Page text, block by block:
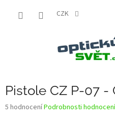
CZK
Pistole CZ P-07 -
Průměrné
5 hodnoceníPodrobnosti hodnocení